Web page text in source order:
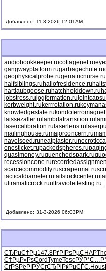
Добавлено: 11-3-2026 12:01AM
audiobookkeeper.rucottagenet.ru
gangwayplatform.rugarbagechute.ru
geophysicalprobe.rugeriatricnurse.ru
halfsiblings.ruhallofresidence.ru
hartlaubgoose.ruhatchholddown.ru
jobstress.rujogformation.ru
kerbweight.rukerrrotation.ru
knowledgestate.ru
laissezaller.ru lambdatransition.ru
lasercalibration.ru laserlens.ru
mailinghouse.rumajorconcern.ru
navelseed.runeatplaster.ru
onesticket.rupackedspheres.ru
quasimoney.ruquenchedspark.ru
recessioncone.ru
scarcecommodity.ruscrapermat.ru
tacticaldiameter.rutailstockcenter.ru
ultramaficrock.ruultraviolettesting.ru
Добавлено: 31-3-2026 06:03PM
СЂРµС†Рµ147.8РґРІРѕРµCHAP
С‡РµР»РѕCordTymeTescРЎР°С…Р°
СѓРЅРёРІ РЎСѓСЂРі РќРµСЃС‚ Hous